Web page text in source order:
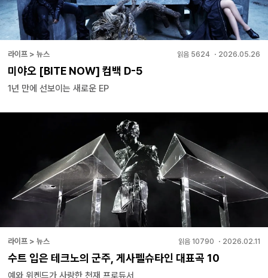
라이프 > 뉴스 읽음 5624 ・ 2026.05.26
미야오 [BITE NOW] 컴백 D-5
1년 만에 선보이는 새로운 EP
라이프 > 뉴스 읽음 10790 ・ 2026.02.11
수트 입은 테크노의 군주, 게사펠슈타인 대표곡 10
예와 위켄드가 사랑한 천재 프로듀서